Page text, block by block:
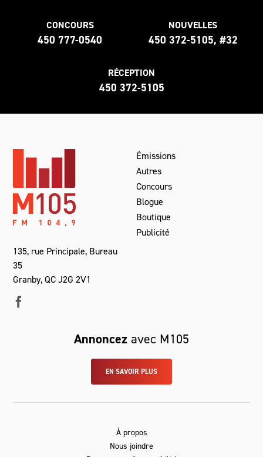
CONCOURS
450 777-0540
NOUVELLES
450 372-5105, #32
RÉCEPTION
450 372-5105
135, rue Principale, Bureau
35
Granby, QC J2G 2V1
Émissions
Autres
Concours
Blogue
Boutique
Publicité
Annoncez avec M105
EN SAVOIR PLUS
À propos
Nous joindre